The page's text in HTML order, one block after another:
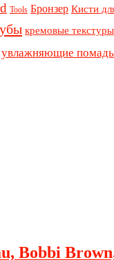
Tools Бронзер Кисти
кремовые текстуры
увлажняющие
Bobbi